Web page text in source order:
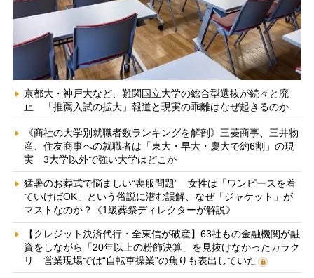
京都大・神戸大など、難関国立大学の総合型選抜が続々と廃
止 「推薦入試の拡大」報道と現実の乖離はなぜ起きるのか
《商社の大学別就職者数ランキングを解剖》三菱商事、三井物
産、住友商事への就職者は「東大・早大・慶大で約6割」の現
実 3大学以外で強い大学はどこか
猛暑のお葬式で悩ましい“喪服問題” 女性は「ワンピースを着
ていけばOK」という俗説に潜む誤解、なぜ「ジャケット」が
マストなのか？《1級葬祭ディレクターが解説》
【クレジット決済代行・全東信が破産】63社もの金融機関が融
資をしながら「20年以上の粉飾決算」を見抜けなかったカラク
リ 営業現場では“自転車操業”の焦りも表出していた